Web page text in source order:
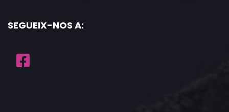
SEGUEIX-NOS A: